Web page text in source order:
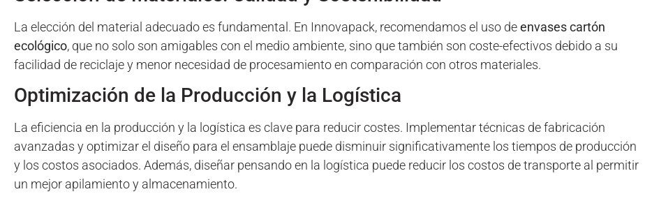
La elección del material adecuado es fundamental. En Innovapack, recomendamos el uso deenvases cartón
ecológico, que no solo son amigables con el medio ambiente, sino que también son coste-efectivos debido a su
facilidad de reciclaje y menor necesidad de procesamiento en comparación con otros materiales.
Optimización de la Producción y la Logística
La eficiencia en la producción y la logística es clave para reducir costes. Implementar técnicas de fabricación
avanzadas y optimizar el diseño para el ensamblaje puede disminuir significativamente los tiempos de producción
y los costos asociados. Además, diseñar pensando en la logística puede reducir los costos de transporte al permitir
un mejor apilamiento y almacenamiento.